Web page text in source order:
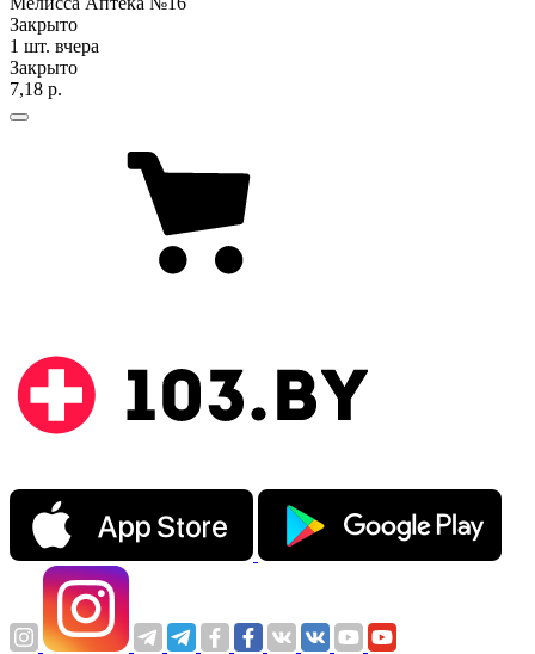
Закрыто
1 шт. вчера
Закрыто
7,18 р.